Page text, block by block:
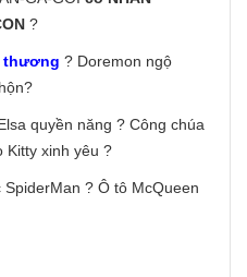
?
thương ? Doremon ngộ
quyền năng ? Công chúa
Kitty xinh yêu ?
? Ô tô McQueen